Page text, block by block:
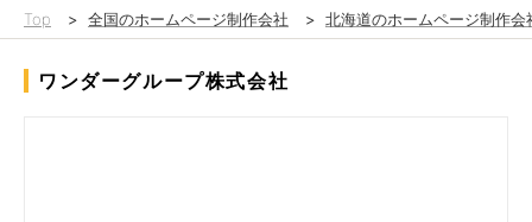
Top > 全国のホームページ制作会社 > 北海道のホームページ制作会
ワンダーグループ株式会社